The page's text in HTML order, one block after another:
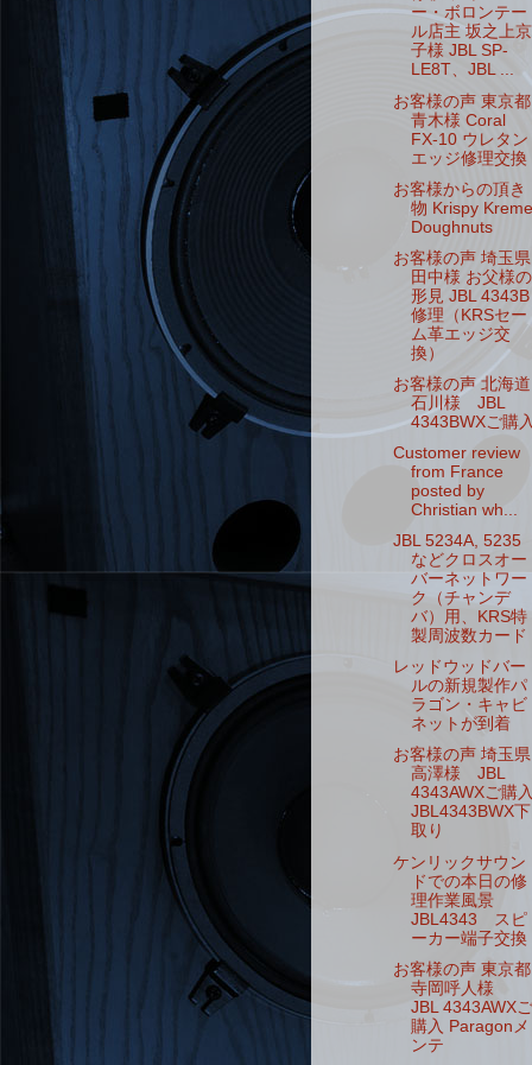
ー・ボロンテー
ル店主 坂之上京
子様 JBL SP-
LE8T、JBL ...
お客様の声 東京都
青木様 Coral
FX-10 ウレタン
エッジ修理交換
お客様からの頂き
物 Krispy Kreme
Doughnuts
お客様の声 埼玉県
田中様 お父様の
形見 JBL 4343B
修理（KRSセー
ム革エッジ交
換）
お客様の声 北海道
石川様 JBL
4343BWXご購
Customer review
from France
posted by
Christian wh...
JBL 5234A, 5235
などクロスオー
バーネットワー
ク（チャンデ
バ）用、KRS特
製周波数カード
レッドウッドバー
ルの新規製作パ
ラゴン・キャビ
ネットが到着
お客様の声 埼玉県
高澤様 JBL
4343AWXご購
JBL4343BWX下
取り
ケンリックサウン
ドでの本日の修
理作業風景
JBL4343 スピ
ーカー端子交換
お客様の声 東京都
寺岡呼人様
JBL 4343AWXご
購入 Paragonメ
ンテ